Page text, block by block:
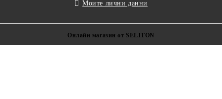
Моите лични данни
Онлайн магазин от SELITON